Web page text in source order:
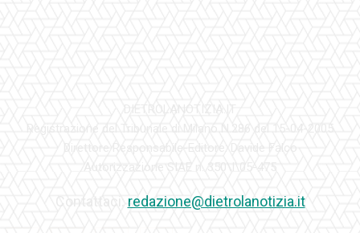
redazione@dietrolanotizia.it